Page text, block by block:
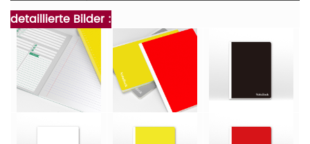
detaillierte Bilder :